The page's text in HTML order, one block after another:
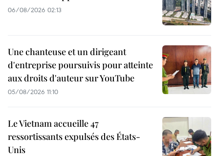
06/08/2026 02:13
Une chanteuse et un dirigeant
d'entreprise poursuivis pour atteinte
aux droits d'auteur sur YouTube
05/08/2026 11:10
Le Vietnam accueille 47
ressortissants expulsés des États-
Unis